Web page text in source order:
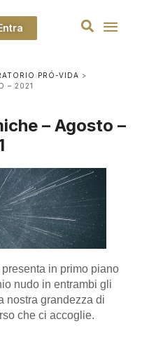
PRÓ-VIDA >
– 2021
– Agosto –
presenta in primo piano
nudo in entrambi gli
nostra grandezza di
che ci accoglie.